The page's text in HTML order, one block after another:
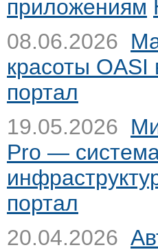
приложениям
08.06.2026
красоты
портал
19.05.2026
Pro —
портал
20.04.2026